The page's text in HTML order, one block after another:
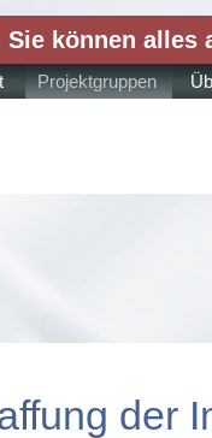
können alles
Projektgruppen
der